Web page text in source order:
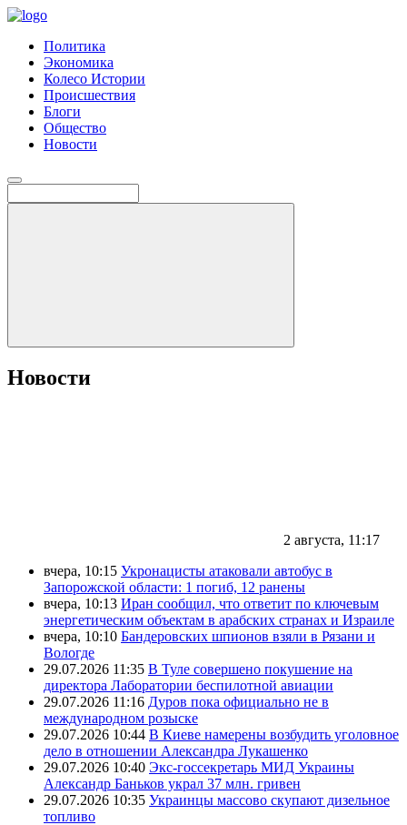
Политика
Экономика
Колесо Истории
Происшествия
Блоги
Общество
Новости
Новости
2 августа, 11:17
вчера, 10:15 Укронацисты атаковали автобус в
Запорожской области: 1 погиб, 12 ранены
вчера, 10:13 Иран сообщил, что ответит по ключевым
энергетическим объектам в арабских странах и Израиле
вчера, 10:10 Бандеровских шпионов взяли в Рязани и
Вологде
29.07.2026 11:35 В Туле совершено покушение на
директора Лаборатории беспилотной авиации
29.07.2026 11:16 Дуров пока официально не в
международном розыске
29.07.2026 10:44 В Киеве намерены возбудить уголовное
дело в отношении Александра Лукашенко
29.07.2026 10:40 Экс-госсекретарь МИД Украины
Александр Баньков украл 37 млн. гривен
29.07.2026 10:35 Украинцы массово скупают дизельное
топливо